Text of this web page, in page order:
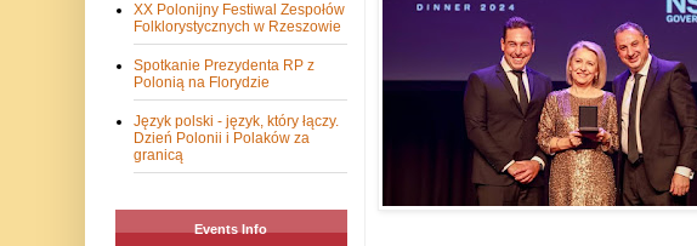
XX Polonijny Festiwal Zespołów
Folklorystycznych w Rzeszowie
Spotkanie Prezydenta RP z
Polonią na Florydzie
Język polski - język, który łączy.
Dzień Polonii i Polaków za
granicą
Events Info